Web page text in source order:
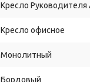
Кресло Руководителя
Кресло офисное
Монолитный
Бордовый